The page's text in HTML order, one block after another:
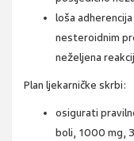
loša
nesteroidnim
neželjena
Plan ljekarničke skrbi:
osigurati
boli, 1000 mg,